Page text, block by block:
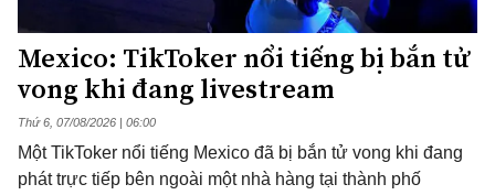
Mexico: TikToker nổi tiếng bị bắn tử
vong khi đang livestream
Thứ 6, 07/08/2026 | 06:00
Một TikToker nổi tiếng Mexico đã bị bắn tử vong khi đang
phát trực tiếp bên ngoài một nhà hàng tại thành phố